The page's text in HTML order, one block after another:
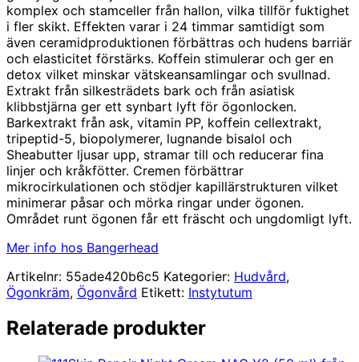
komplex och stamceller från hallon, vilka tillför fuktighet
i fler skikt. Effekten varar i 24 timmar samtidigt som
även ceramidproduktionen förbättras och hudens barriär
och elasticitet förstärks. Koffein stimulerar och ger en
detox vilket minskar vätskeansamlingar och svullnad.
Extrakt från silkesträdets bark och från asiatisk
klibbstjärna ger ett synbart lyft för ögonlocken.
Barkextrakt från ask, vitamin PP, koffein cellextrakt,
tripeptid-5, biopolymerer, lugnande bisalol och
Sheabutter ljusar upp, stramar till och reducerar fina
linjer och kråkfötter. Cremen förbättrar
mikrocirkulationen och stödjer kapillärstrukturen vilket
minimerar påsar och mörka ringar under ögonen.
Området runt ögonen får ett fräscht och ungdomligt lyft.
Mer info hos Bangerhead
Artikelnr: 55ade420b6c5 Kategorier: Hudvård,
Ögonkräm, Ögonvård Etikett: Instytutum
Relaterade produkter